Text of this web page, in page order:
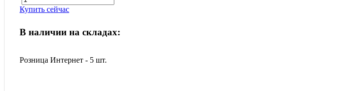
Купить сейчас
В наличии на складах:
Розница Интернет - 5 шт.